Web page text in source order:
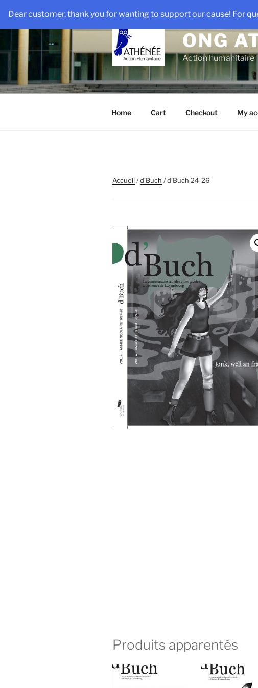
Dear customer, thank you for wanting to support our cause! For
contenu
principal
ONG
Action humanitaire
Home Cart Checkout My
Accueil/d’Buch / d’Buch 24-26
Produits apparentés